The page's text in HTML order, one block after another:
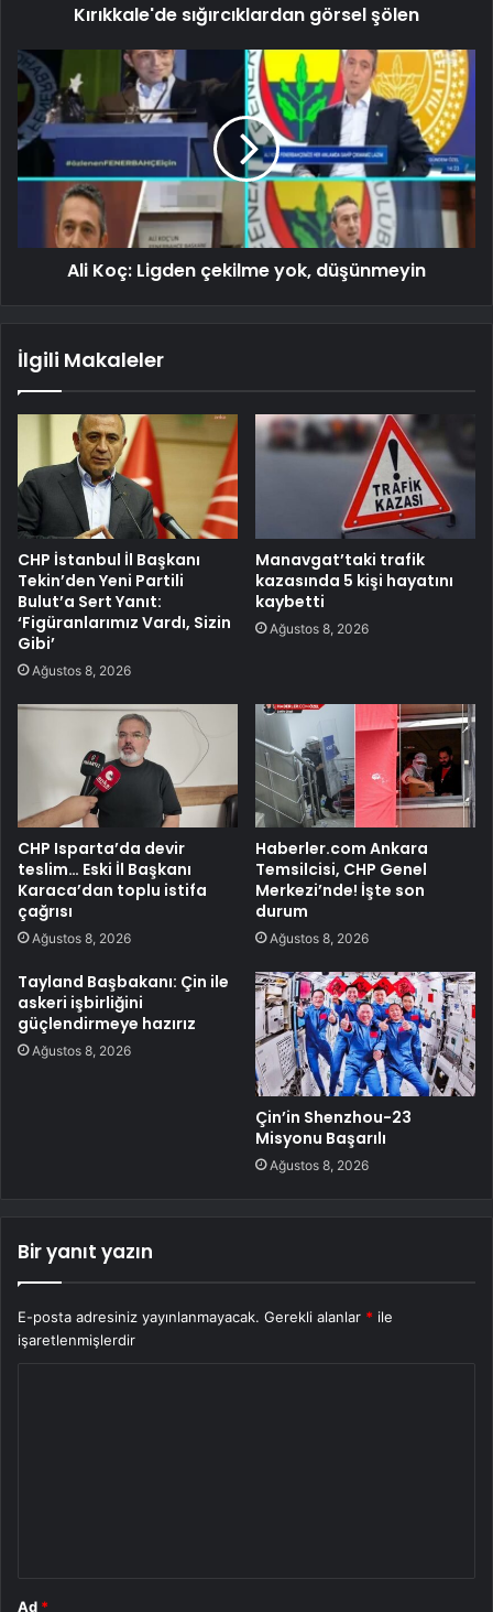
Kırıkkale'de sığırcıklardan görsel şölen
Ali Koç: Ligden çekilme yok, düşünmeyin
İlgili Makaleler
CHP İstanbul İl Başkanı
Tekin’den Yeni Partili
Bulut’a Sert Yanıt:
‘Figüranlarımız Vardı, Sizin
Gibi’
Ağustos 8, 2026
Manavgat’taki trafik
kazasında 5 kişi hayatını
kaybetti
Ağustos 8, 2026
CHP Isparta’da devir
teslim… Eski İl Başkanı
Karaca’dan toplu istifa
çağrısı
Ağustos 8, 2026
Haberler.com Ankara
Temsilcisi, CHP Genel
Merkezi’nde! İşte son
durum
Ağustos 8, 2026
Tayland Başbakanı: Çin ile
askeri işbirliğini
güçlendirmeye hazırız
Ağustos 8, 2026
Çin’in Shenzhou-23
Misyonu Başarılı
Ağustos 8, 2026
Bir yanıt yazın
E-posta adresiniz yayınlanmayacak. Gerekli alanlar * ile
işaretlenmişlerdir
Ad *